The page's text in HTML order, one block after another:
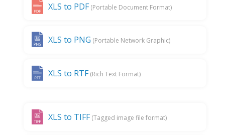
XLS to PDF (Portable Document Format)
XLS to PNG (Portable Network Graphic)
XLS to RTF (Rich Text Format)
XLS to TIFF (Tagged image file format)